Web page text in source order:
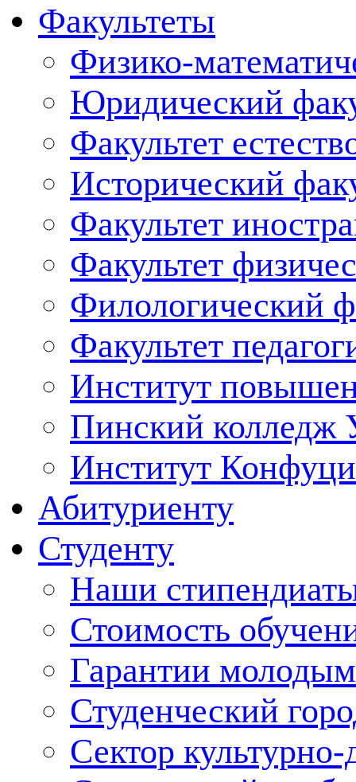
Факультеты
Физико-
Юридический
Факультет
Исторический
Факультет
Факультет
Филологический
Факультет
Институт
Пинский
Институт
Абитуриенту
Студенту
Наши
Стоимость
Гарантии
Студенческий
Сектор